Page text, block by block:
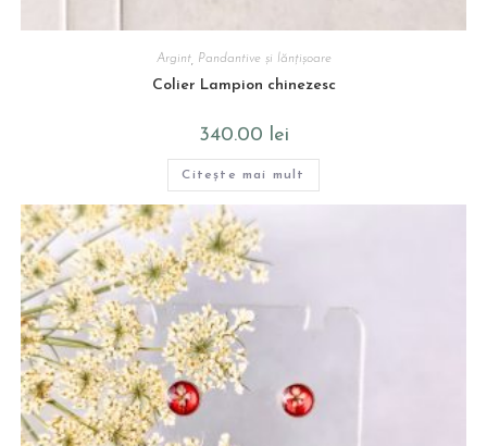
Argint, Pandantive și lănțișoare
Colier Lampion chinezesc
340.00 lei
Citește mai mult